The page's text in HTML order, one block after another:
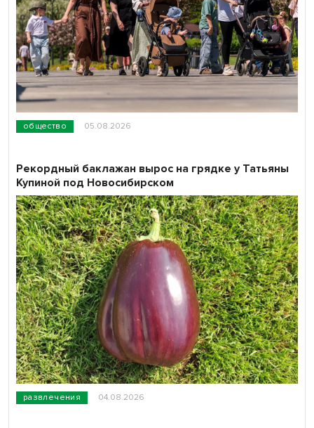
общество 05.08.2026
развлечения 04.08.2026
Рекордный баклажан вырос на грядке у Татьяны
Купиной под Новосибирском